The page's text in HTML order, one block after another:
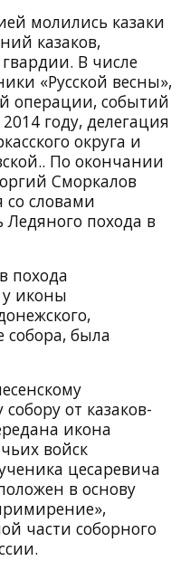
молились казаки
казаков,
В числе
«Русской весны»,
операции, событий
году, делегация
округа и
По окончании
Сморкалов
словами
похода в
похода
иконы
собора, была
от казаков-
икона
войск
цесаревича
в основу
части соборного